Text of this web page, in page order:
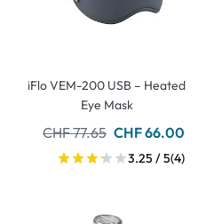
iFlo VEM-200 USB – Heated
Eye Mask
CHF 77.65 CHF 66.00
3.25 / 5(4)